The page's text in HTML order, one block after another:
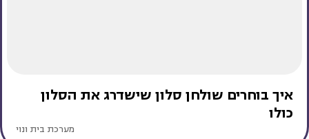
איך בוחרים שולחן סלון שישדרג את הסלון
כולו
מערכת בית ונוי